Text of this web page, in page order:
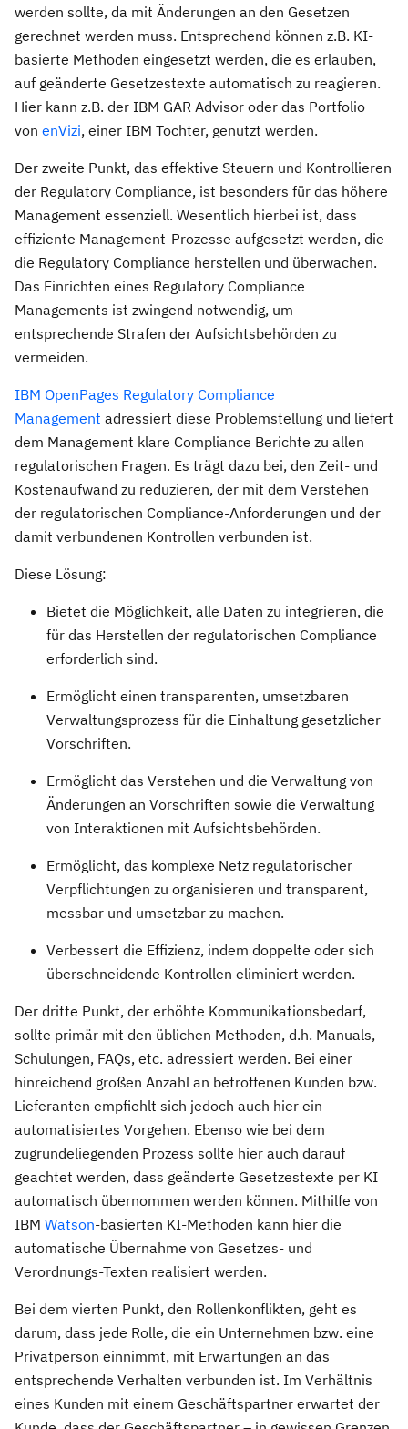
werden sollte, da mit Änderungen an den Gesetzen
gerechnet werden muss. Entsprechend können z.B. KI-
basierte Methoden eingesetzt werden, die es erlauben,
auf geänderte Gesetzestexte automatisch zu reagieren.
Hier kann z.B. der IBM GAR Advisor oder das Portfolio
von enVizi, einer IBM Tochter, genutzt werden.
Der zweite Punkt, das effektive Steuern und Kontrollieren
der Regulatory Compliance, ist besonders für das höhere
Management essenziell. Wesentlich hierbei ist, dass
effiziente Management-Prozesse aufgesetzt werden, die
die Regulatory Compliance herstellen und überwachen.
Das Einrichten eines Regulatory Compliance
Managements ist zwingend notwendig, um
entsprechende Strafen der Aufsichtsbehörden zu
vermeiden.
IBM OpenPages Regulatory Compliance
Management adressiert diese Problemstellung und liefert
dem Management klare Compliance Berichte zu allen
regulatorischen Fragen. Es trägt dazu bei, den Zeit- und
Kostenaufwand zu reduzieren, der mit dem Verstehen
der regulatorischen Compliance-Anforderungen und der
damit verbundenen Kontrollen verbunden ist.
Diese Lösung:
Bietet die Möglichkeit, alle Daten zu integrieren, die
für das Herstellen der regulatorischen Compliance
erforderlich sind.
Ermöglicht einen transparenten, umsetzbaren
Verwaltungsprozess für die Einhaltung gesetzlicher
Vorschriften.
Ermöglicht das Verstehen und die Verwaltung von
Änderungen an Vorschriften sowie die Verwaltung
von Interaktionen mit Aufsichtsbehörden.
Ermöglicht, das komplexe Netz regulatorischer
Verpflichtungen zu organisieren und transparent,
messbar und umsetzbar zu machen.
Verbessert die Effizienz, indem doppelte oder sich
überschneidende Kontrollen eliminiert werden.
Der dritte Punkt, der erhöhte Kommunikationsbedarf,
sollte primär mit den üblichen Methoden, d.h. Manuals,
Schulungen, FAQs, etc. adressiert werden. Bei einer
hinreichend großen Anzahl an betroffenen Kunden bzw.
Lieferanten empfiehlt sich jedoch auch hier ein
automatisiertes Vorgehen. Ebenso wie bei dem
zugrundeliegenden Prozess sollte hier auch darauf
geachtet werden, dass geänderte Gesetzestexte per KI
automatisch übernommen werden können. Mithilfe von
IBM Watson-basierten KI-Methoden kann hier die
automatische Übernahme von Gesetzes- und
Verordnungs-Texten realisiert werden.
Bei dem vierten Punkt, den Rollenkonflikten, geht es
darum, dass jede Rolle, die ein Unternehmen bzw. eine
Privatperson einnimmt, mit Erwartungen an das
entsprechende Verhalten verbunden ist. Im Verhältnis
eines Kunden mit einem Geschäftspartner erwartet der